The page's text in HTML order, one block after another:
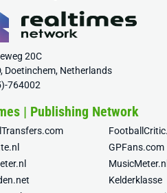
20C
Doetinchem, Netherlands
764002
| Publishing Network
GPFans.com
MusicMeter.nl
Kelderklasse